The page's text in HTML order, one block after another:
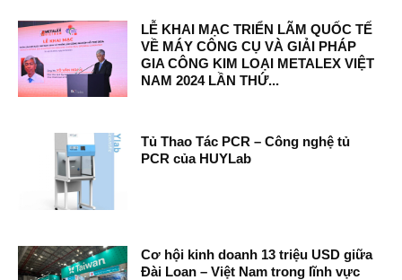
LỄ KHAI MẠC TRIỂN LÃM QUỐC TẾ
VỀ MÁY CÔNG CỤ VÀ GIẢI PHÁP
GIA CÔNG KIM LOẠI METALEX VIỆT
NAM 2024 LẦN THỨ...
Tủ Thao Tác PCR – Công nghệ tủ
PCR của HUYLab
Cơ hội kinh doanh 13 triệu USD giữa
Đài Loan – Việt Nam trong lĩnh vực